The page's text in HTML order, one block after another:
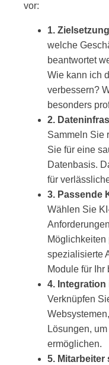
vor:
1.
welche
beantwortet
Wie kann ich
verbessern?
besonders
2.
Sammeln Sie
Sie für eine
Datenbasis.
für
3. Passende
Wählen Sie
Möglichkeiten
spezialisierte
Module für Ihr
4. Integration
Verknüpfen
Lösungen,
ermöglichen.
5.